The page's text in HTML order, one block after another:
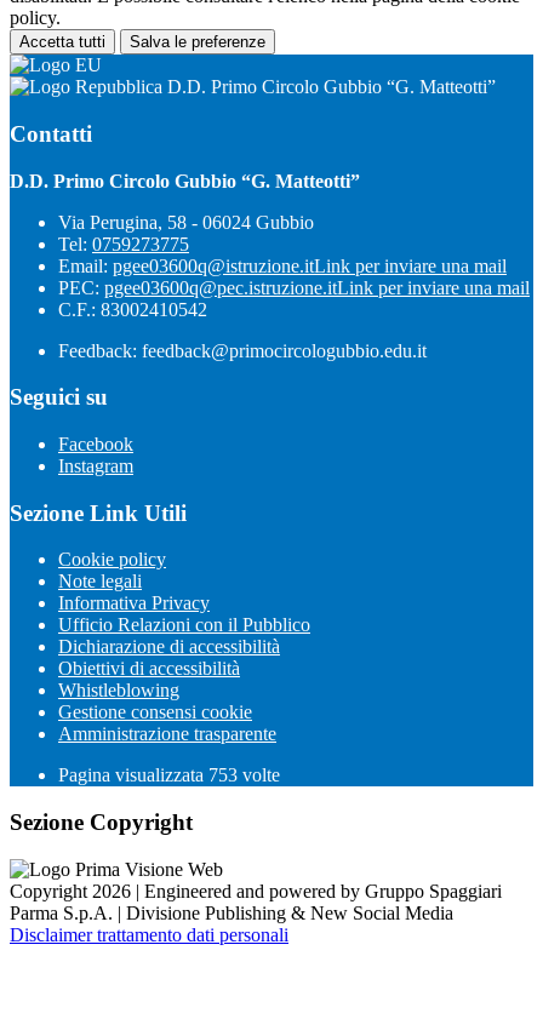
policy.
Accetta tutti Salva le preferenze
D.D. Primo Circolo Gubbio “G. Matteotti”
Contatti
D.D. Primo Circolo Gubbio “G. Matteotti”
Via Perugina, 58 - 06024 Gubbio
Tel: 0759273775
Email: pgee03600q@istruzione.itLink per inviare una mail
PEC: pgee03600q@pec.istruzione.itLink per inviare una mail
C.F.: 83002410542
Feedback: feedback@primocircologubbio.edu.it
Seguici su
Facebook
Instagram
Sezione Link Utili
Cookie policy
Note legali
Informativa Privacy
Ufficio Relazioni con il Pubblico
Dichiarazione di accessibilità
Obiettivi di accessibilità
Whistleblowing
Gestione consensi cookie
Amministrazione trasparente
Pagina visualizzata 753 volte
Sezione Copyright
Copyright 2026 | Engineered and powered by Gruppo Spaggiari
Parma S.p.A. | Divisione Publishing & New Social Media
Disclaimer trattamento dati personali